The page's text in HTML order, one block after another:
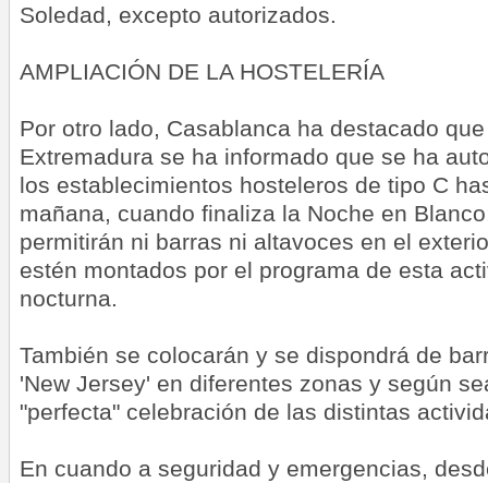
Soledad, excepto autorizados.
AMPLIACIÓN DE LA HOSTELERÍA
Por otro lado, Casablanca ha destacado
Extremadura se ha informado que se ha
los establecimientos hosteleros de tipo C
mañana, cuando finaliza la Noche en
permitirán ni barras ni altavoces en el
estén montados por el programa de esta
nocturna.
También se colocarán y se dispondrá de
'New Jersey' en diferentes zonas y según
"perfecta" celebración de las distintas
En cuando a seguridad y emergencias,